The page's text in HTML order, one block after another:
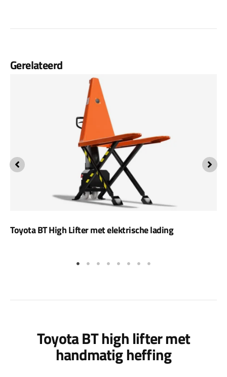
Gerelateerd
Toyota BT High Lifter met elektrische lading
Toyota BT high lifter met
handmatig heffing